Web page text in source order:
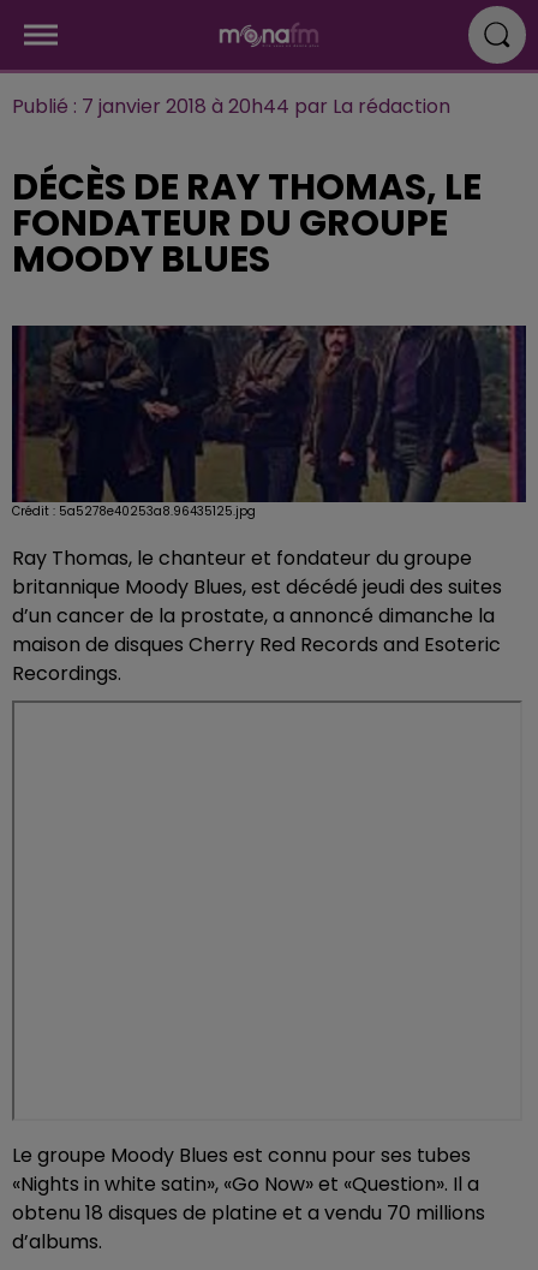
Publié : 7 janvier 2018 à 20h44 par La rédaction
DÉCÈS DE RAY THOMAS, LE
FONDATEUR DU GROUPE
MOODY BLUES
Crédit : 5a5278e40253a8.96435125.jpg
Ray Thomas, le chanteur et fondateur du groupe
britannique Moody Blues, est décédé jeudi des suites
d’un cancer de la prostate, a annoncé dimanche la
maison de disques Cherry Red Records and Esoteric
Recordings.
Le groupe Moody Blues est connu pour ses tubes
«Nights in white satin», «Go Now» et «Question». Il a
obtenu 18 disques de platine et a vendu 70 millions
d’albums.